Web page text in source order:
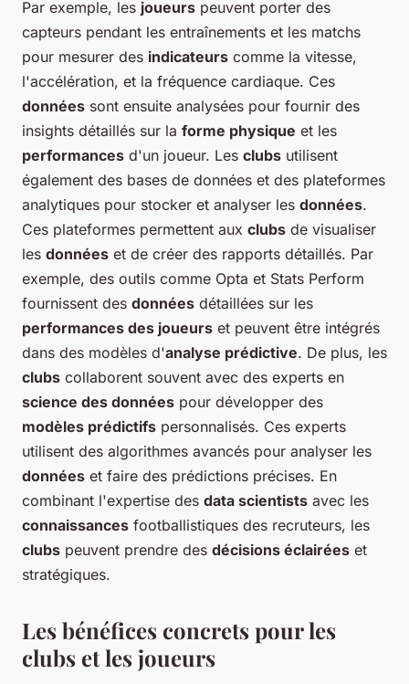
Par exemple, les joueurs peuvent porter des
capteurs pendant les entraînements et les matchs
pour mesurer des indicateurs comme la vitesse,
l'accélération, et la fréquence cardiaque. Ces
données sont ensuite analysées pour fournir des
insights détaillés sur la forme physique et les
performances d'un joueur. Les clubs utilisent
également des bases de données et des plateformes
analytiques pour stocker et analyser les données.
Ces plateformes permettent aux clubs de visualiser
les données et de créer des rapports détaillés. Par
exemple, des outils comme Opta et Stats Perform
fournissent des données détaillées sur les
performances des joueurs et peuvent être intégrés
dans des modèles d'analyse prédictive. De plus, les
clubs collaborent souvent avec des experts en
science des données pour développer des
modèles prédictifs personnalisés. Ces experts
utilisent des algorithmes avancés pour analyser les
données et faire des prédictions précises. En
combinant l'expertise des data scientists avec les
connaissances footballistiques des recruteurs, les
clubs peuvent prendre des décisions éclairées et
stratégiques.
Les bénéfices concrets pour les
clubs et les joueurs